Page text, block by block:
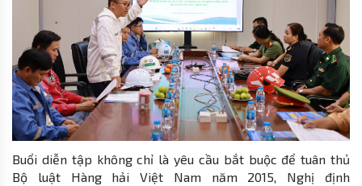
Buổi diễn tập không chỉ là yêu cầu bắt buộc để tuân thủ
Bộ luật Hàng hải Việt Nam năm 2015, Nghị định